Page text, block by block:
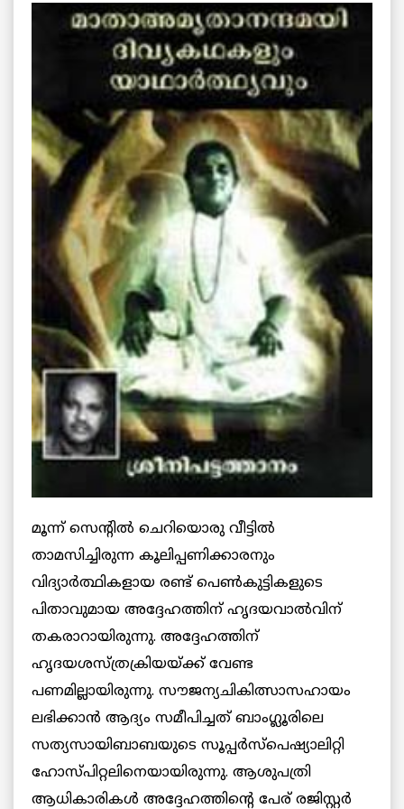
മൂന്ന് സെന്റില്‍ ചെറിയൊരു വീട്ടില്‍
താമസിച്ചിരുന്ന കൂലിപ്പണിക്കാരനും
വിദ്യാര്‍ത്ഥികളായ രണ്ട് പെണ്‍കുട്ടികളുടെ
പിതാവുമായ അദ്ദേഹത്തിന് ഹൃദയവാല്‍വിന്
തകരാറായിരുന്നു. അദ്ദേഹത്തിന്
ഹൃദയശസ്ത്രക്രിയയ്ക്ക് വേണ്ട
പണമില്ലായിരുന്നു. സൗജന്യചികിത്സാസഹായം
ലഭിക്കാന്‍ ആദ്യം സമീപിച്ചത് ബാംഗ്ലൂരിലെ
സത്യസായിബാബയുടെ സൂപ്പര്‍സ്‌പെഷ്യാലിറ്റി
ഹോസ്പിറ്റലിനെയായിരുന്നു. ആശുപത്രി
ആധികാരികള്‍ അദ്ദേഹത്തിന്റെ പേര് രജിസ്റ്റര്‍